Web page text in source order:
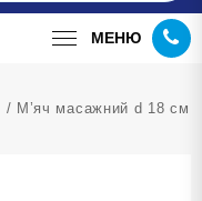
МЕНЮ
/ М’яч масажний d 18 см